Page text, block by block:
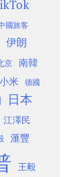
國旅客
伊朗
京
南韓
小米 德國
日本
江澤民
滙豐
王毅